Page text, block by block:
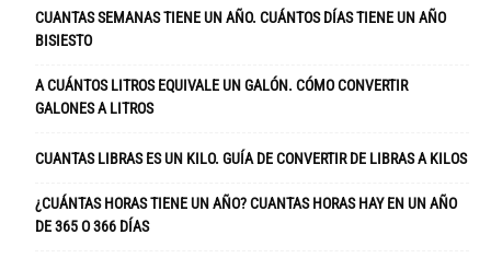
CUANTAS SEMANAS TIENE UN AÑO. CUÁNTOS DÍAS TIENE UN AÑO
BISIESTO
A CUÁNTOS LITROS EQUIVALE UN GALÓN. CÓMO CONVERTIR
GALONES A LITROS
CUANTAS LIBRAS ES UN KILO. GUÍA DE CONVERTIR DE LIBRAS A KILOS
¿CUÁNTAS HORAS TIENE UN AÑO? CUANTAS HORAS HAY EN UN AÑO
DE 365 O 366 DÍAS